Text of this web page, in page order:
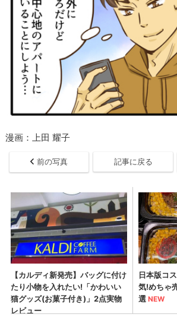
漫画：上田 耀子
前の写真 記事に戻る